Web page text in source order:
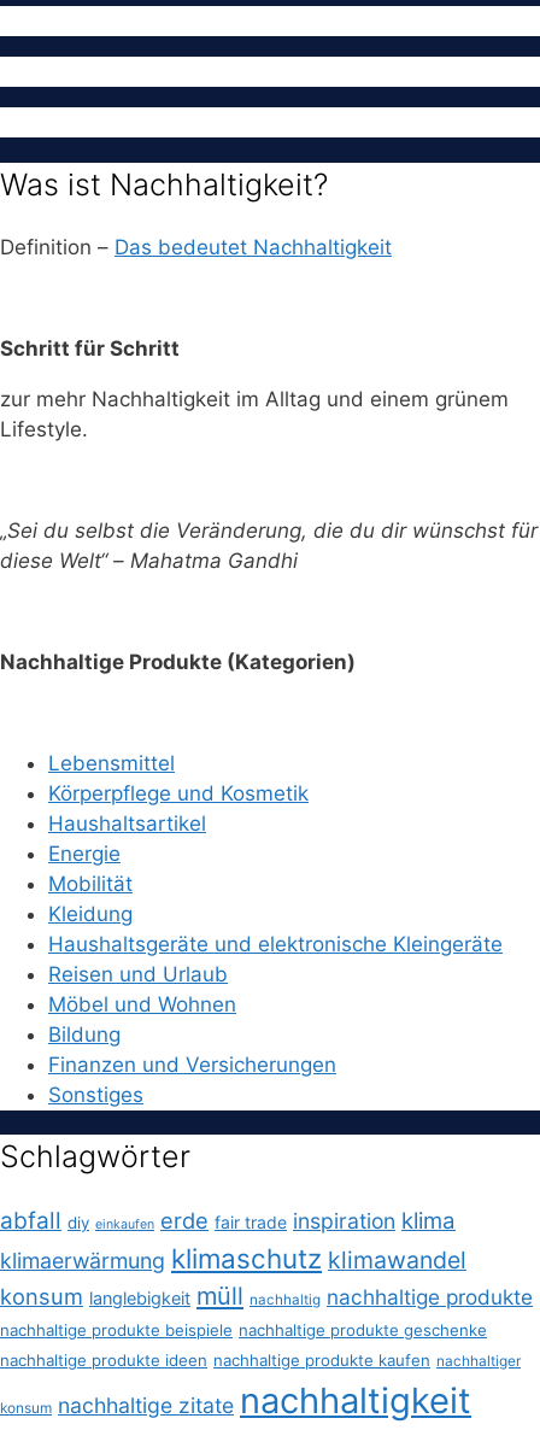
Was ist Nachhaltigkeit?
Definition – Das bedeutet Nachhaltigkeit
Schritt für Schritt
zur mehr Nachhaltigkeit im Alltag und einem grünem
Lifestyle.
„Sei du selbst die Veränderung, die du dir wünschst für
diese Welt“ – Mahatma Gandhi
Nachhaltige Produkte (Kategorien)
Lebensmittel
Körperpflege und Kosmetik
Haushaltsartikel
Energie
Mobilität
Kleidung
Haushaltsgeräte und elektronische Kleingeräte
Reisen und Urlaub
Möbel und Wohnen
Bildung
Finanzen und Versicherungen
Sonstiges
Schlagwörter
abfall diy einkaufen erde fair trade inspiration klima
klimaerwärmung klimaschutz klimawandel
konsum langlebigkeit müll nachhaltig nachhaltige produkte
nachhaltige produkte beispiele nachhaltige produkte geschenke
nachhaltige produkte ideen nachhaltige produkte kaufen nachhaltiger
konsum nachhaltige zitate nachhaltigkeit